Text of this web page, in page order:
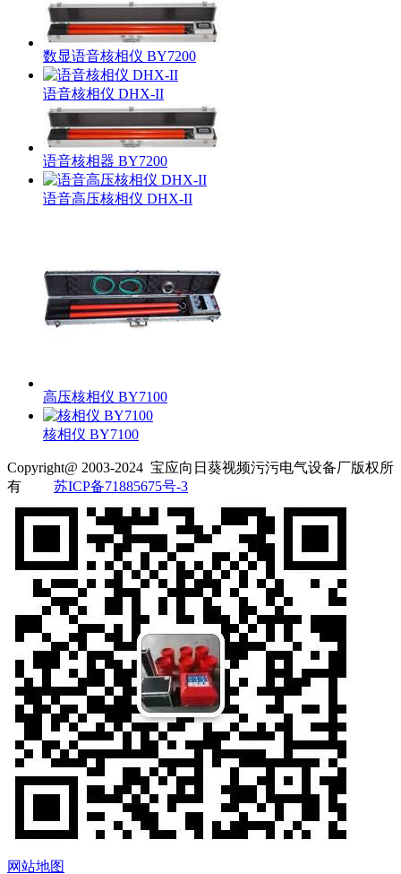
数显语音核相仪 BY7200
语音核相仪 DHX-II
语音核相器 BY7200
语音高压核相仪 DHX-II
高压核相仪 BY7100
核相仪 BY7100
Copyright@ 2003-2024 宝应向日葵视频污污电气设备厂版权所
有
苏ICP备71885675号-3
网站地图